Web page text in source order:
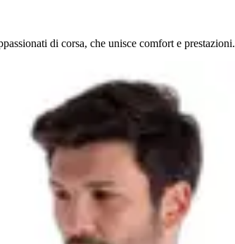
di corsa, che unisce comfort e prestazioni.